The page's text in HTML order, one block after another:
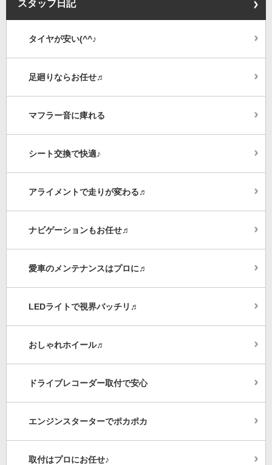
スタッフ日記
タイヤが安い(^^♪
足廻りならお任せ♬
マフラー音に痺れる
シート交換で快適♪
アライメントで走りが変わる♬
ナビゲーションもお任せ♬
愛車のメンテナンスはプロに♬
LEDライトで視界バッチリ♬
おしゃれホイール♬
ドライブレコーダー取付で安心
エンジンスターターでポカポカ
取付はプロにお任せ♪